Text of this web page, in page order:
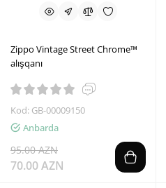
Zippo Vintage Street Chrome™
alışqanı
Kod: GB-00009150
Anbarda
95.00 AZN
70.00 AZN